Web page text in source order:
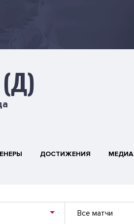
ДОСТИЖЕНИЯ МЕДИА
Все матчи